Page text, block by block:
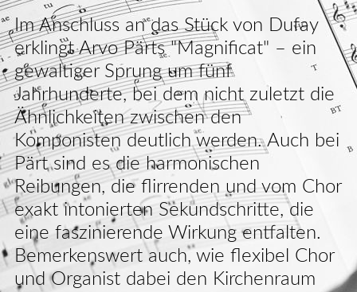
Im Anschluss an das Stück von Dufay
erklingt Arvo Pärts "Magnificat" – ein
gewaltiger Sprung um fünf
Jahrhunderte, bei dem nicht zuletzt die
Ähnlichkeiten zwischen den
Komponisten deutlich werden. Auch bei
Pärt sind es die harmonischen
Reibungen, die flirrenden und vom Chor
exakt intonierten Sekundschritte, die
eine faszinierende Wirkung entfalten.
Bemerkenswert auch, wie flexibel Chor
und Organist dabei den Kirchenraum